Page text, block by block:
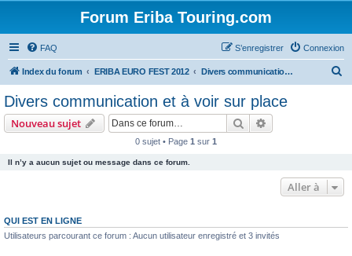
Forum Eriba Touring.com
FAQ Connexion
S’enregistrer
Index du forum ERIBA EURO FEST 2012 Divers communication et à voir sur place
Divers communication et à voir sur place
Nouveau sujet Rechercher
0 sujet • Page 1 sur 1
Il n’y a aucun sujet ou message dans ce forum.
Aller à
QUI EST EN LIGNE
Utilisateurs parcourant ce forum : Aucun utilisateur enregistré et 3 invités